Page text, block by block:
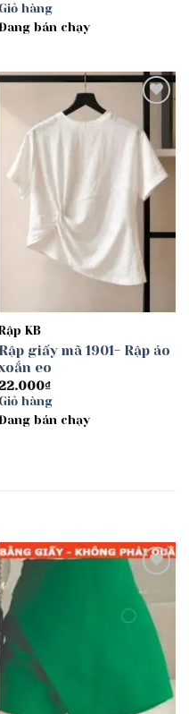
Giỏ hàng
bán chạy
wishlist
KB
Rập giấy mã 1901- Rập áo
eo
22.000₫
Giỏ hàng
bán chạy
Add to
wishlist